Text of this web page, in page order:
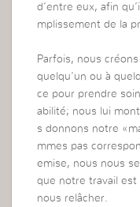
d’entre eux, afin
mplissement de la
Parfois, nous
quelqu’un ou à
ce pour prendre
abilité; nous lui
s donnons notre
mmes pas
emise, nous nous
que notre travail est
nous relâcher.